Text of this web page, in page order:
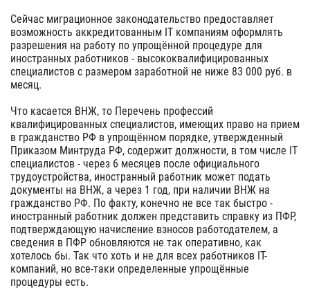
Сейчас миграционное законодательство предоставляет
возможность аккредитованным IT компаниям оформлять
разрешения на работу по упрощённой процедуре для
иностранных работников - высококвалифицированных
специалистов с размером заработной не ниже 83 000 руб. в
месяц.
Что касается ВНЖ, то Перечень профессий
квалифицированных специалистов, имеющих право на прием
в гражданство РФ в упрощённом порядке, утвержденный
Приказом Минтруда РФ, содержит должности, в том числе IT
специалистов - через 6 месяцев после официального
трудоустройства, иностранный работник может подать
документы на ВНЖ, а через 1 год, при наличии ВНЖ на
гражданство РФ. По факту, конечно не все так быстро -
иностранный работник должен представить справку из ПФР,
подтверждающую начисление взносов работодателем, а
сведения в ПФР обновляются не так оперативно, как
хотелось бы. Так что хоть и не для всех работников IT-
компаний, но все-таки определенные упрощённые
процедуры есть.